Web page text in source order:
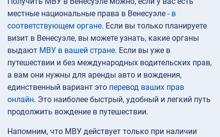
местные национальные права в Венесуэле - в
соответствующем органе. Если вы только планируете
визит в Венесуэле, вы можете узнать, какие органы
выдают МВУ в вашей стране. Если вы уже в
путешествии и без международных водительских прав,
а вам они нужны для аренды авто и вождения,
единственный вариант это перевод ваших прав
онлайн. Это наиболее быстрый, удобный и легкий путь
продолжить вождение в путешествии.
Напомним, что МВУ действует только при наличии